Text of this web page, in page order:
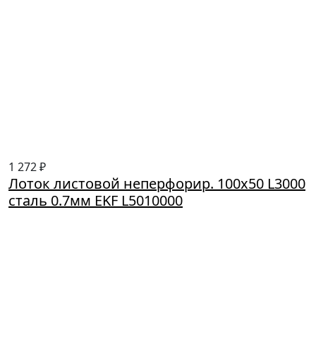
1 272 ₽
Лоток листовой неперфорир. 100х50 L3000
сталь 0.7мм EKF L5010000